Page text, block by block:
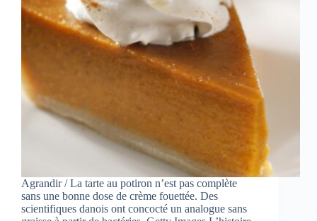
Agrandir / La tarte au potiron n’est pas complète
sans une bonne dose de crème fouettée. Des
scientifiques danois ont concocté un analogue sans